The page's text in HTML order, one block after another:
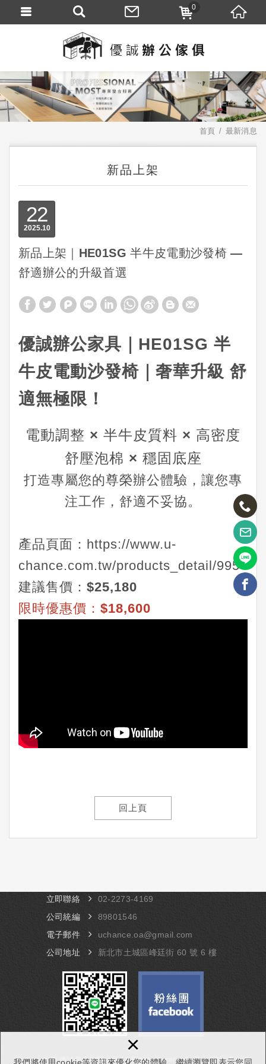
×
首頁 最新消息
新品上架
22
10
2025
新品上架｜HE01SG 半牛皮電動沙發椅 —
舒適辦公的升級首選
優誠辦公家具｜HE01SG 半
牛皮電動沙發椅｜奢華升級 舒
適無極限！
電動調整 × 半牛皮質料 × 高密度
舒壓泡棉 × 穩固底座
打造專屬您的尊榮辦公體驗，讓您專
注工作，舒適不妥協。
產品頁面： https://www.u-
chance.com.tw/products_detail/995
建議售價：$25,180
限時優惠價：$18,600
回上頁
立即聯絡
​02-​2273-4169
公司統編
89801546
電子郵件
uchance.oa@gmail.com
公司地址
​新北市土城區峰廷街 60 號 6 樓
Copyright © 優誠傢俱有限公司 All Rights Reserved. 網站規劃 :多米諾
0